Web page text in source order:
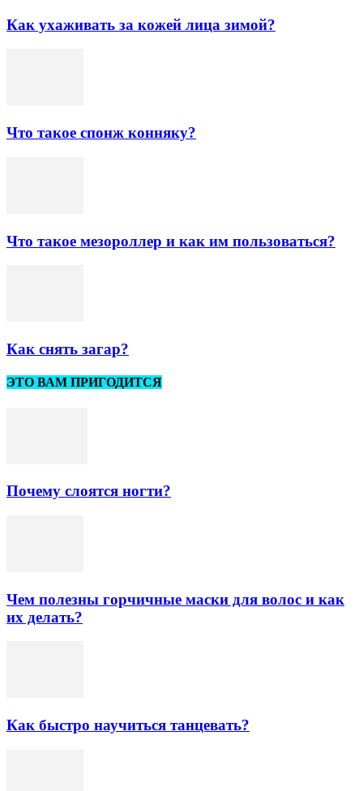
Как ухаживать за кожей лица зимой?
Что такое спонж конняку?
Что такое мезороллер и как им пользоваться?
Как снять загар?
ЭТО ВАМ ПРИГОДИТСЯ
Почему слоятся ногти?
Чем полезны горчичные маски для волос и как
их делать?
Как быстро научиться танцевать?